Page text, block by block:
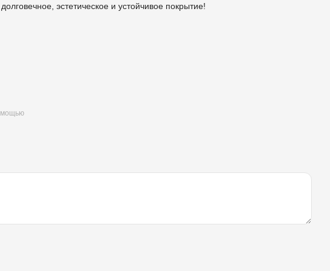
эстетическое и устойчивое покрытие!